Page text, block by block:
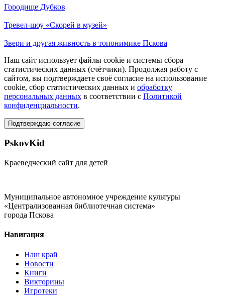
Городище Дубков
Тревел-шоу «Скорей в музей»
Звери и другая живность в топонимике Пскова
Наш сайт использует файлы cookie и системы сбора
статистических данных (счётчики). Продолжая работу с
сайтом, вы подтверждаете своё согласие на использование
cookie, сбор статистических данных и обработку
персональных данных в соответствии с Политикой
конфиденциальности.
Подтверждаю согласие
PskovKid
Краеведческий сайт для детей
Муниципальное автономное учреждение культуры
«Централизованная библиотечная система»
города Пскова
Навигация
Наш край
Новости
Книги
Викторины
Игротеки